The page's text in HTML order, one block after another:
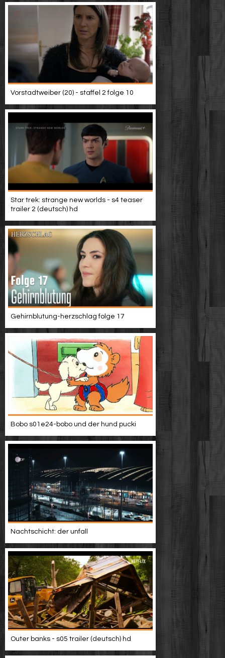
Vorstadtweiber (20) - staffel 2 folge 10
Star trek: strange new worlds - s4 teaser
trailer 2 (deutsch) hd
Gehirnblutung-herzschlag folge 17
Bobo s01e24-bobo und der hund pucki
Nachtschicht: der unfall
Outer banks - s05 trailer (deutsch) hd